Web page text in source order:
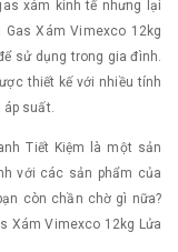
xám kinh tế nhưng lại
Xám Vimexco 12kg
sử dụng trong gia đình.
thiết kế với nhiều tính
áp suất.
Tiết Kiệm là một sản
với các sản phẩm của
còn chần chờ gì nữa?
Xám Vimexco 12kg Lửa